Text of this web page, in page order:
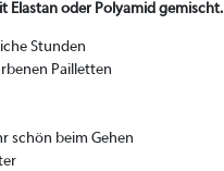
Elastan oder Polyamid gemischt.
Stunden
Pailletten
schön beim Gehen